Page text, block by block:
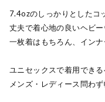
7.4ozのしっかりとしたコ
丈夫で着心地の良いヘビー
一枚着はもちろん、インナ
ユニセックスで着用でき
メンズ・レディース問わず